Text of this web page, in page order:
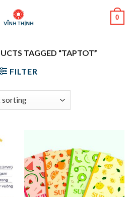
0
TAGGED “TAPTOT”
FILTER